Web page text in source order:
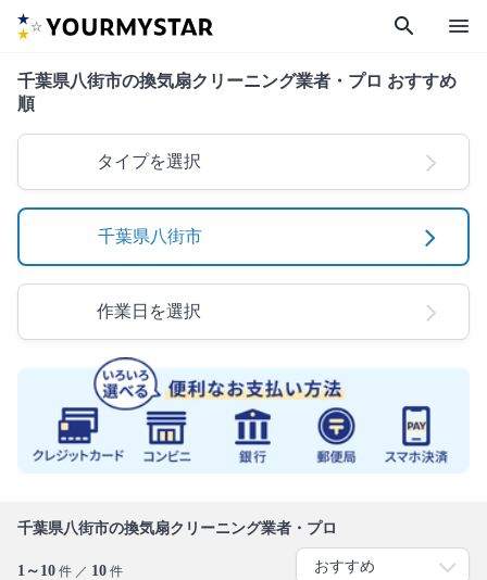
search menu
千葉県八街市の換気扇クリーニング業者・プロ おすすめ
順
タイプを選択
千葉県八街市
作業日を選択
千葉県八街市の換気扇クリーニング業者・プロ
1～10 件 ／ 10 件